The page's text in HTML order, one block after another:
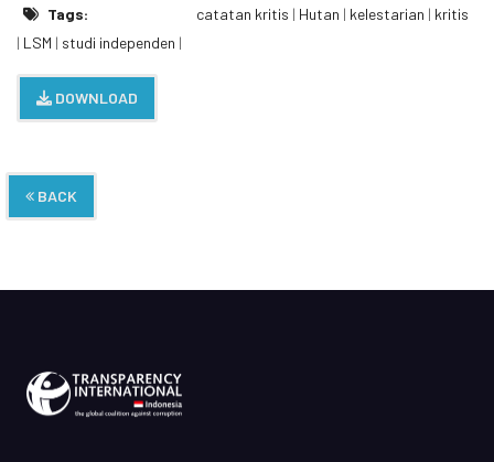
Tags: catatan kritis | Hutan | kelestarian | kritis
| LSM | studi independen |
DOWNLOAD
BACK